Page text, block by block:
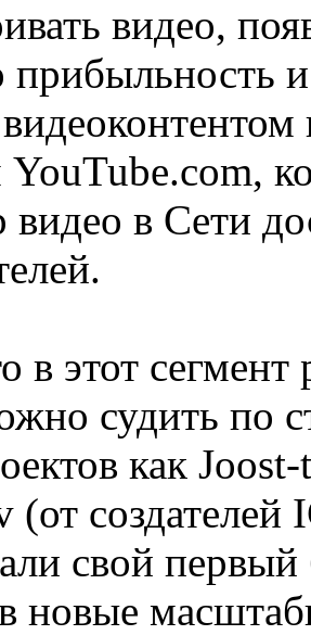
видео,
прибыльность
YouTube.com,
видео в Cети
в этот
судить по
как
(от создателей
свой
в новые